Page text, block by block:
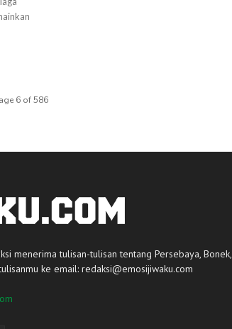
6 of 586
menerima tulisan-tulisan tentang Persebaya, Bonek,
ke email:redaksi@emosijiwaku.com